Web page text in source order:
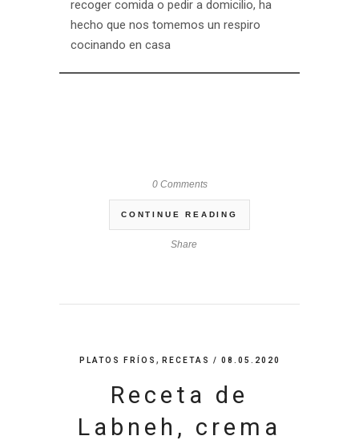
recoger comida o pedir a domicilio, ha
hecho que nos tomemos un respiro
cocinando en casa
0 Comments
CONTINUE READING
Share
PLATOS FRÍOS , RECETAS / 08.05.2020
Receta de
Labneh, crema